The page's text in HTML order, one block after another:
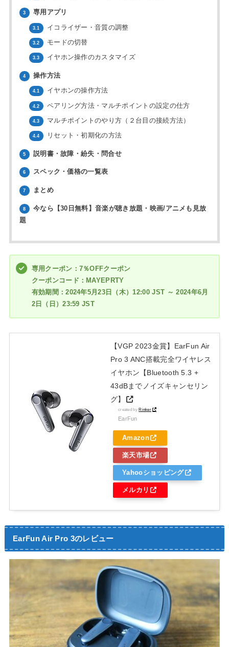
3 専用アプリ
3.1 イコライザー・音質の調整
3.2 モードの切替
3.3 イヤホン操作のカスタマイズ
4 操作方法
4.1 イヤホンの操作方法
4.2 ペアリング方法・マルチポイントの設定の仕方
4.3 マルチポイントのやり方（２台目の接続方法）
4.4 リセット・初期化の方法
5 説明書・故障・紛失・問合せ
6 スペック・価格の一覧表
7 まとめ
8
今なら【30日無料】音楽が聴き放題・映画/アニメも見放
題
専用クーポン：7％OFFクーポン
クーポンコード：MAYEPRTY
有効期間：2024年5月23日（木）12:00 JST ～ 2024年6月
2日（日）23:59 JST
【VGP 2023金賞】EarFun Air
Pro 3 ANC搭載完全ワイヤレス
イヤホン【Bluetooth 5.3 +
43dBまでノイズキャンセリン
グ】
created byRinker
EarFun
Amazon
楽天市場
Yahooショッピング
メルカリ
EarFun Air Pro 3のレビュー